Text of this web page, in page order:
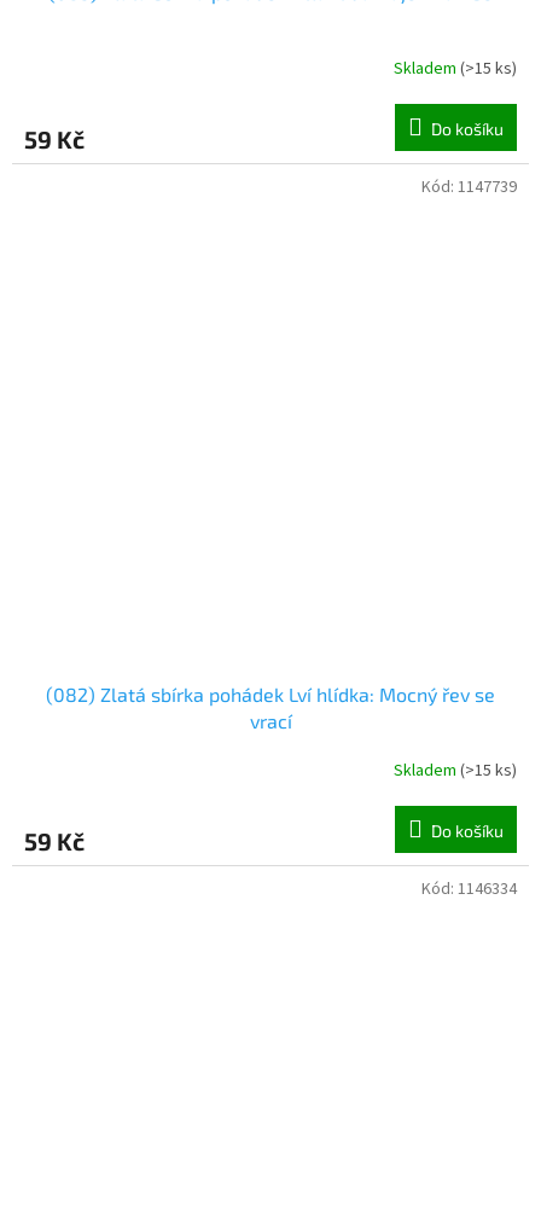
Skladem (>15 ks)
59 Kč Do košíku
(082) Zlatá sbírka pohádek Lví hlídka: Mocný řev se
vrací
Skladem (>15 ks)
59 Kč Do košíku
Kód: 1147739
Kód: 1146334